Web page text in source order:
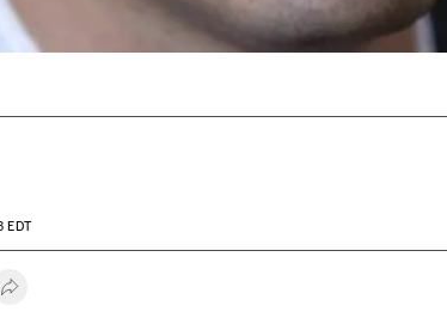
EDT
Whatsapp
en Facebook
en Twitter
Desplegar Redes Sociales